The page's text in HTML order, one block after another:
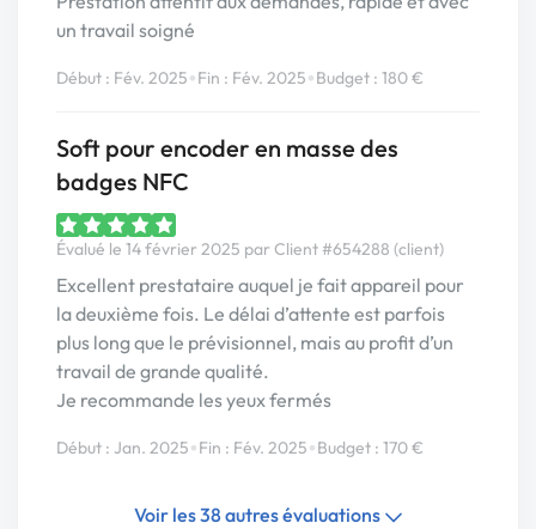
un travail soigné
Début : Fév. 2025•Fin : Fév. 2025•Budget : 180 €
Soft pour encoder en masse des
badges NFC
Évalué le 14 février 2025 par Client #654288 (client)
Excellent prestataire auquel je fait appareil pour
la deuxième fois. Le délai d’attente est parfois
plus long que le prévisionnel, mais au profit d’un
travail de grande qualité.
Je recommande les yeux fermés
Début : Jan. 2025•Fin : Fév. 2025•Budget : 170 €
Voir les 38 autres évaluations